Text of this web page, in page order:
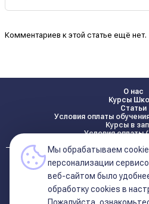
Комментариев к этой статье ещё нет.
О нас
Курсы
Статьи
Условия оплаты
Курсы в
Условия оплаты
Контакты
Политика
Мы обрабатываем
персонализации
веб-сайтом было
обработку сookies в